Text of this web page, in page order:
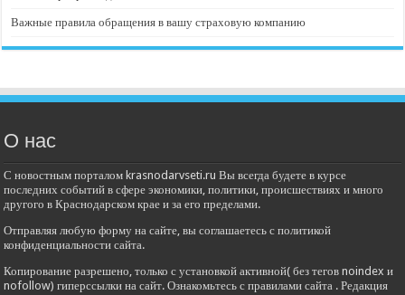
Важные правила обращения в вашу страховую компанию
О нас
С новостным порталом krasnodarvseti.ru Вы всегда будете в курсе
последних событий в сфере экономики, политики, происшествиях и много
другого в Краснодарском крае и за его пределами.
Отправляя любую форму на сайте, вы соглашаетесь с политикой
конфиденциальности сайта.
Копирование разрешено, только с установкой активной( без тегов noindex и
nofollow) гиперссылки на сайт. Ознакомьтесь с правилами сайта . Редакция